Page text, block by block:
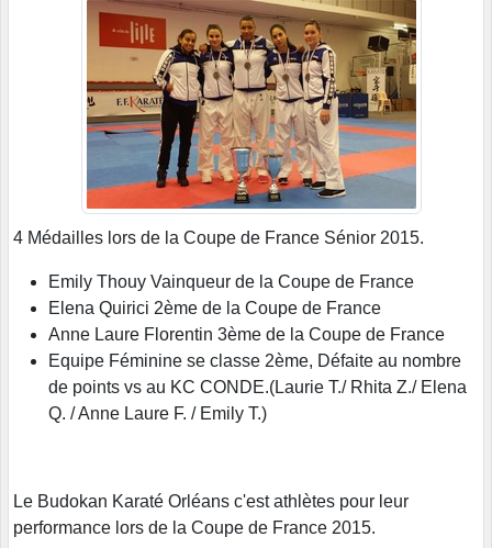
4 Médailles lors de la Coupe de France Sénior 2015.
Emily Thouy Vainqueur de la Coupe de France
Elena Quirici 2ème de la Coupe de France
Anne Laure Florentin 3ème de la Coupe de France
Equipe Féminine se classe 2ème, Défaite au nombre
de points vs au KC CONDE.(Laurie T./ Rhita Z./ Elena
Q. / Anne Laure F. / Emily T.)
Le Budokan Karaté Orléans c'est athlètes pour leur
performance lors de la Coupe de France 2015.